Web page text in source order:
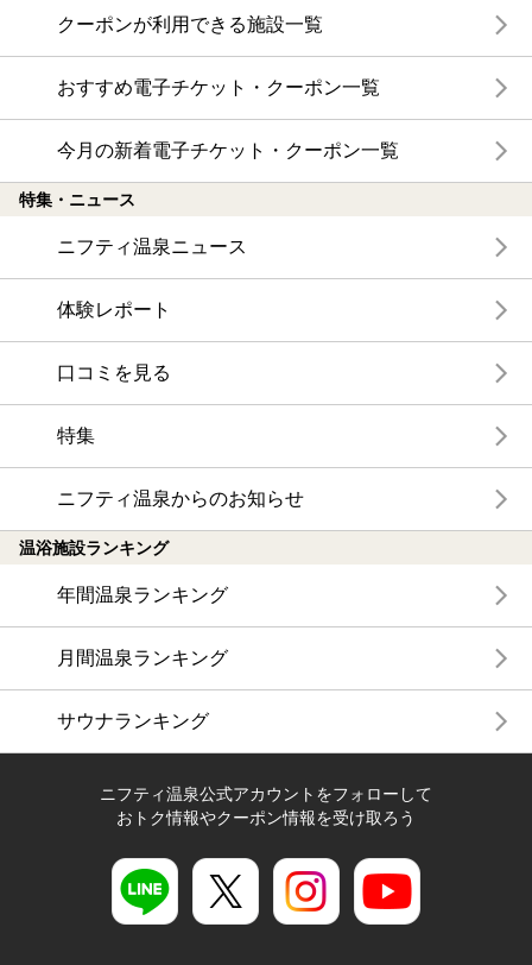
クーポンが利用できる施設一覧
おすすめ電子チケット・クーポン一覧
今月の新着電子チケット・クーポン一覧
特集・ニュース
ニフティ温泉ニュース
体験レポート
口コミを見る
特集
ニフティ温泉からのお知らせ
温浴施設ランキング
年間温泉ランキング
月間温泉ランキング
サウナランキング
ニフティ温泉公式アカウントをフォローして
おトク情報やクーポン情報を受け取ろう